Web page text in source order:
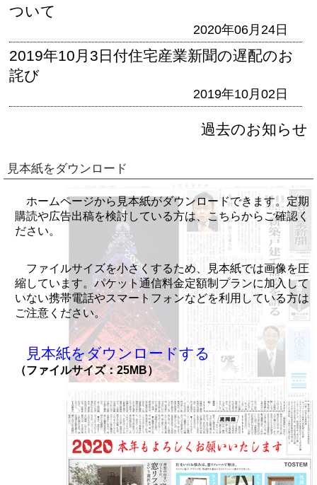
ついて
2020年06月24日
2019年10月3日付住宅産業新聞の遅配のお
詫び
2019年10月02日
過去のお知らせ
見本紙をダウンロード
ホームページから見本紙がダウンロードできます。定期
購読や広告出稿を検討している方は、こちらからご確認く
ださい。
ファイルサイズを小さくするため、見本紙では画像を圧
縮しています。パケット通信料金定額制プランに加入して
いない携帯電話やスマートフォンなどを利用している方は
ご注意ください。
見本紙をダウンロードする
（ファイルサイズ：25MB）